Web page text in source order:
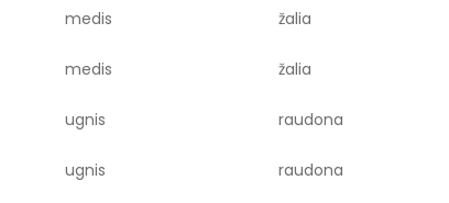
medis žalia
medis žalia
ugnis raudona
ugnis raudona